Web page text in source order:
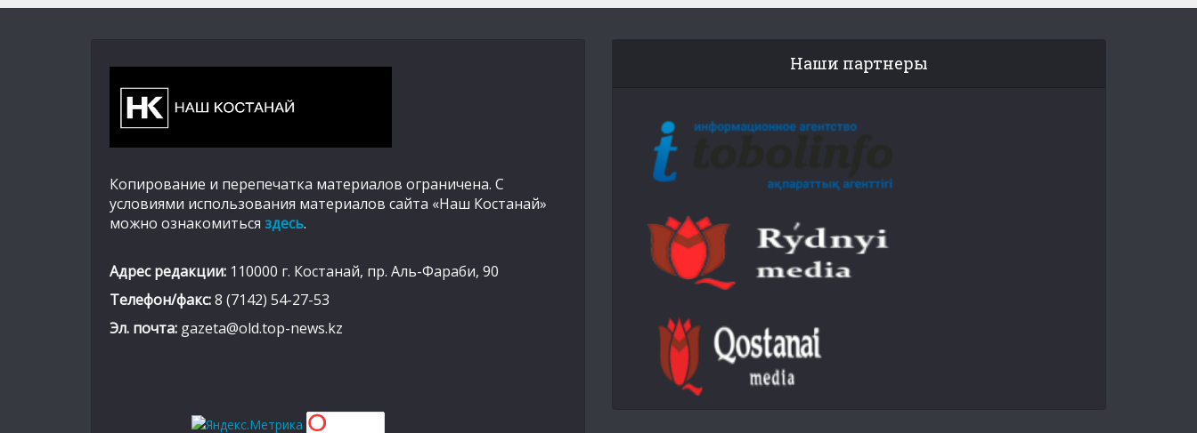
Копирование и перепечатка материалов ограничена. С
условиями использования материалов сайта «Наш Костанай»
можно ознакомиться здесь.
Адрес редакции: 110000 г. Костанай, пр. Аль-Фараби, 90
Телефон/факс:8 (7142) 54-27-53
Эл. почта: gazeta@old.top-news.kz
Наши партнеры